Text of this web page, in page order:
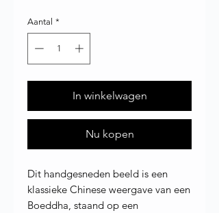
Aantal *
In winkelwagen
Nu kopen
Dit handgesneden beeld is een
klassieke Chinese weergave van een
Boeddha, staand op een